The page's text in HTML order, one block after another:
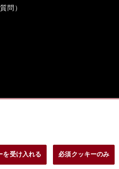
問）
を受け入れる 必須クッキーのみ